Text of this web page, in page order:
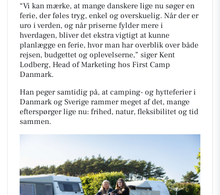
“Vi kan mærke, at mange danskere lige nu søger en
ferie, der føles tryg, enkel og overskuelig. Når der er
uro i verden, og når priserne fylder mere i
hverdagen, bliver det ekstra vigtigt at kunne
planlægge en ferie, hvor man har overblik over både
rejsen, budgettet og oplevelserne,” siger Kent
Lodberg, Head of Marketing hos First Camp
Danmark.
Han peger samtidig på, at camping- og hytteferier i
Danmark og Sverige rammer meget af det, mange
efterspørger lige nu: frihed, natur, fleksibilitet og tid
sammen.